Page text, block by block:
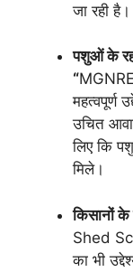
जा रही है।
पशुओं के
“
महत्वपूर्ण
उचित
लिए कि
मिले।
किसानों के
Shed
का भी